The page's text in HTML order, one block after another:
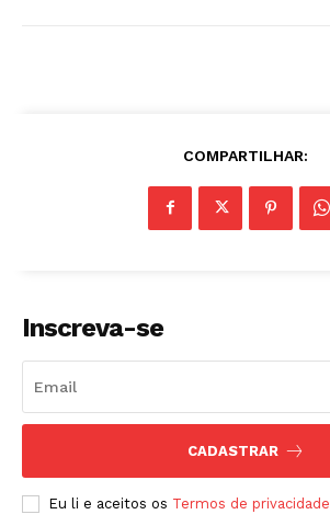
COMPARTILHAR:
Inscreva-se
CADASTRAR
Eu li e aceitos os Termos de privacidade